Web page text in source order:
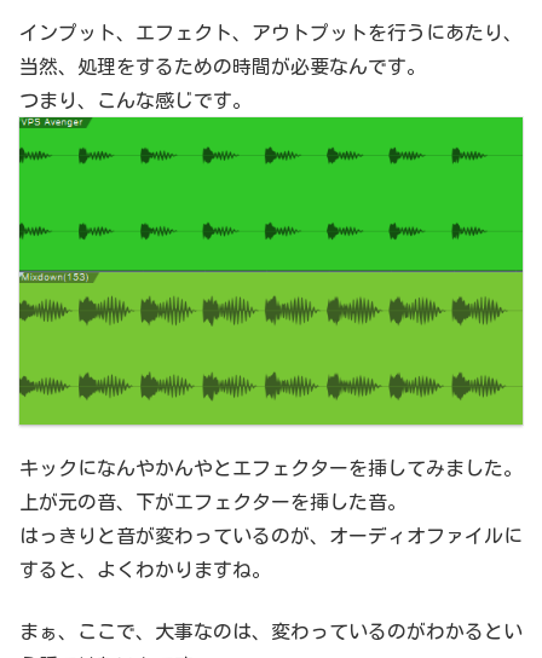
インプット、エフェクト、アウトプットを行うにあたり、
当然、処理をするための時間が必要なんです。
つまり、こんな感じです。
キックになんやかんやとエフェクターを挿してみました。
上が元の音、下がエフェクターを挿した音。
はっきりと音が変わっているのが、オーディオファイルに
すると、よくわかりますね。
まぁ、ここで、大事なのは、変わっているのがわかるとい